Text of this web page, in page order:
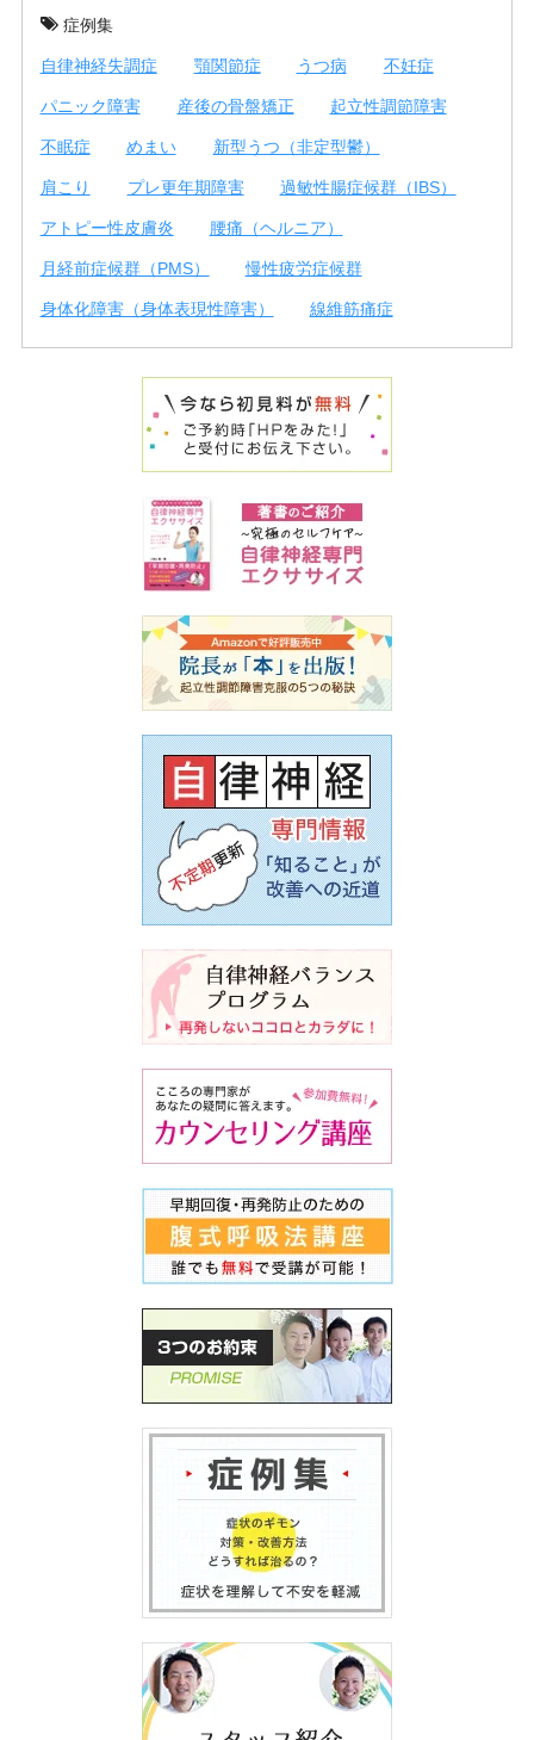
症例集
自律神経失調症 顎関節症 うつ病 不妊症
パニック障害 産後の骨盤矯正 起立性調節障害
不眠症 めまい 新型うつ（非定型鬱）
肩こり プレ更年期障害 過敏性腸症候群（IBS）
アトピー性皮膚炎 腰痛（ヘルニア）
月経前症候群（PMS） 慢性疲労症候群
身体化障害（身体表現性障害） 線維筋痛症